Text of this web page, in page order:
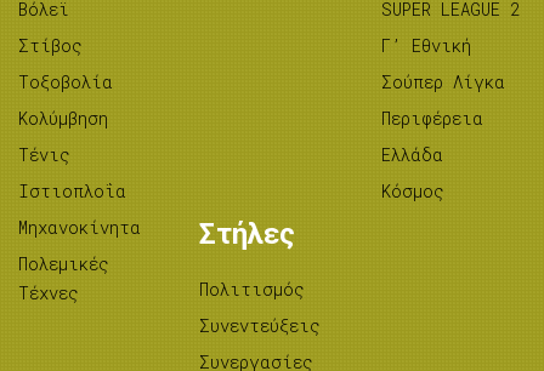
Βόλεϊ
Στίβος
Tοξοβολία
Κολύμβηση
Τένις
Ιστιοπλοΐα
Μηχανοκίνητα
Πολεμικές
Τέχνες
SUPER LEAGUE 2
Γ’ Εθνική
Σούπερ Λίγκα
Περιφέρεια
Ελλάδα
Κόσμος
Στήλες
Πολιτισμός
Συνεντεύξεις
Συνεργασίες